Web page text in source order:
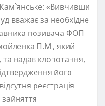
«Вивчивши
вважає за необхідне
позивача ФОП
П.М., який
та надав клопотання,
його
реєстрація